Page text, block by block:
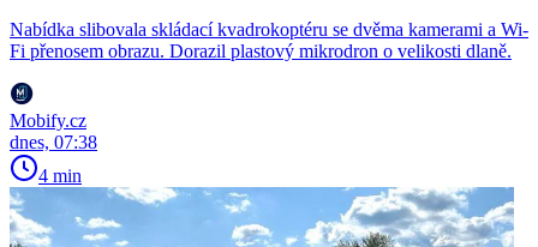
Nabídka slibovala skládací kvadrokoptéru se dvěma kamerami a Wi-
Fi přenosem obrazu. Dorazil plastový mikrodron o velikosti dlaně.
Mobify.cz
dnes, 07:38
4 min